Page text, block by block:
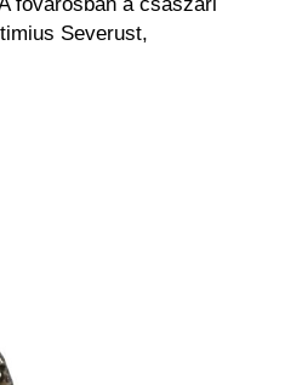
Severust,